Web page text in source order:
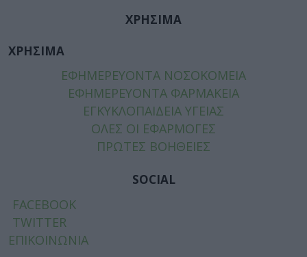
ΧΡΗΣΙΜΑ
ΧΡΗΣΙΜΑ
ΕΦΗΜΕΡΕΥΟΝΤΑ ΝΟΣΟΚΟΜΕΙΑ
ΕΦΗΜΕΡΕΥΟΝΤΑ ΦΑΡΜΑΚΕΙΑ
ΕΓΚΥΚΛΟΠΑΙΔΕΙΑ ΥΓΕΙΑΣ
ΟΛΕΣ ΟΙ ΕΦΑΡΜΟΓΕΣ
ΠΡΩΤΕΣ ΒΟΗΘΕΙΕΣ
SOCIAL
FACEBOOK
TWITTER
ΕΠΙΚΟΙΝΩΝΙΑ